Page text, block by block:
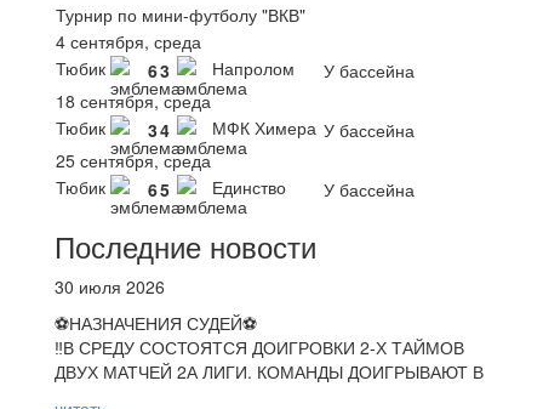
Турнир по мини-футболу "ВКВ"
4 сентября, среда
Тюбик
63 Напролом
У бассейна
18 сентября, среда
Тюбик
34 МФК Химера У бассейна
25 сентября, среда
Тюбик
65 Единство У бассейна
Последние новости
30 июля 2026
⚽НАЗНАЧЕНИЯ СУДЕЙ⚽
‼В СРЕДУ СОСТОЯТСЯ ДОИГРОВКИ 2-Х ТАЙМОВ
ДВУХ МАТЧЕЙ 2А ЛИГИ. КОМАНДЫ ДОИГРЫВАЮТ В